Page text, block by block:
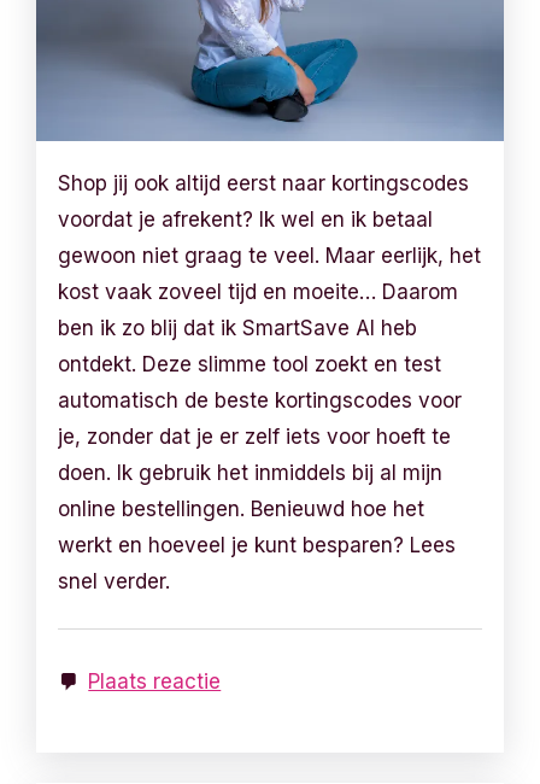
Shop jij ook altijd eerst naar kortingscodes
voordat je afrekent? Ik wel en ik betaal
gewoon niet graag te veel. Maar eerlijk, het
kost vaak zoveel tijd en moeite… Daarom
ben ik zo blij dat ik SmartSave AI heb
ontdekt. Deze slimme tool zoekt en test
automatisch de beste kortingscodes voor
je, zonder dat je er zelf iets voor hoeft te
doen. Ik gebruik het inmiddels bij al mijn
online bestellingen. Benieuwd hoe het
werkt en hoeveel je kunt besparen? Lees
snel verder.
Plaats reactie